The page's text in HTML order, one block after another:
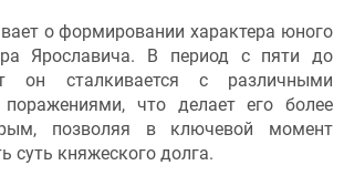
о формировании характера юного
Ярославича. В период с пяти до
он сталкивается с различными
что делает его более
позволяя в ключевой момент
суть княжеского долга.